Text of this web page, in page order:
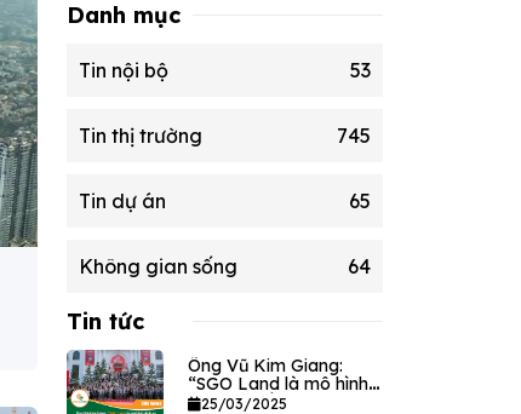
Danh mục
Tin nội bộ 53
Tin thị trường 745
Tin dự án 65
Không gian sống 64
Tin tức
Ông Vũ Kim Giang:
“SGO Land là mô hình
dịch vụ bất động sản
25/03/2025